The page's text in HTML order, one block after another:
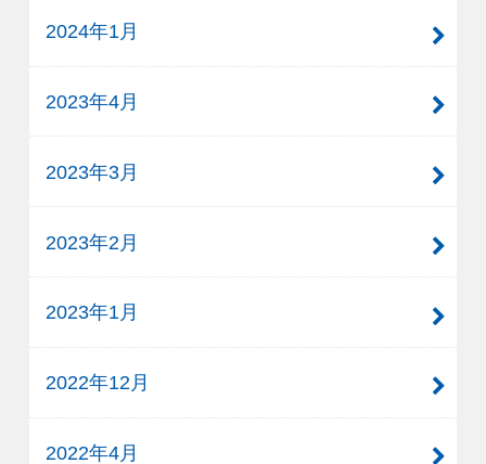
2024年1月
2023年4月
2023年3月
2023年2月
2023年1月
2022年12月
2022年4月